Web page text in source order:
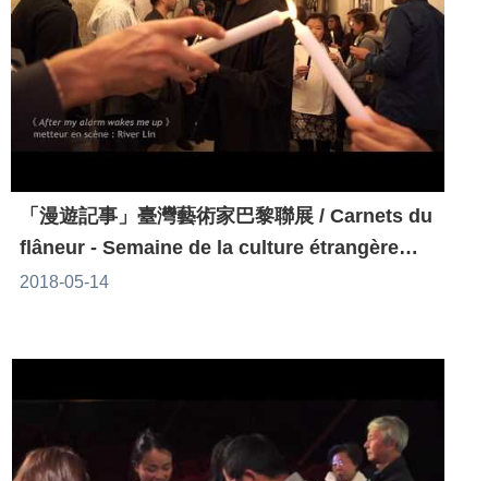
「漫遊記事」臺灣藝術家巴黎聯展 / Carnets du
flâneur - Semaine de la culture étrangère
2017
2018-05-14